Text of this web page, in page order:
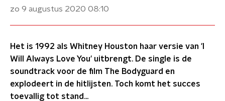
zo 9 augustus 2020 08:10
Het is 1992 als Whitney Houston haar versie van 'I
Will Always Love You' uitbrengt. De single is de
soundtrack voor de film The Bodyguard en
explodeert in de hitlijsten. Toch komt het succes
toevallig tot stand...